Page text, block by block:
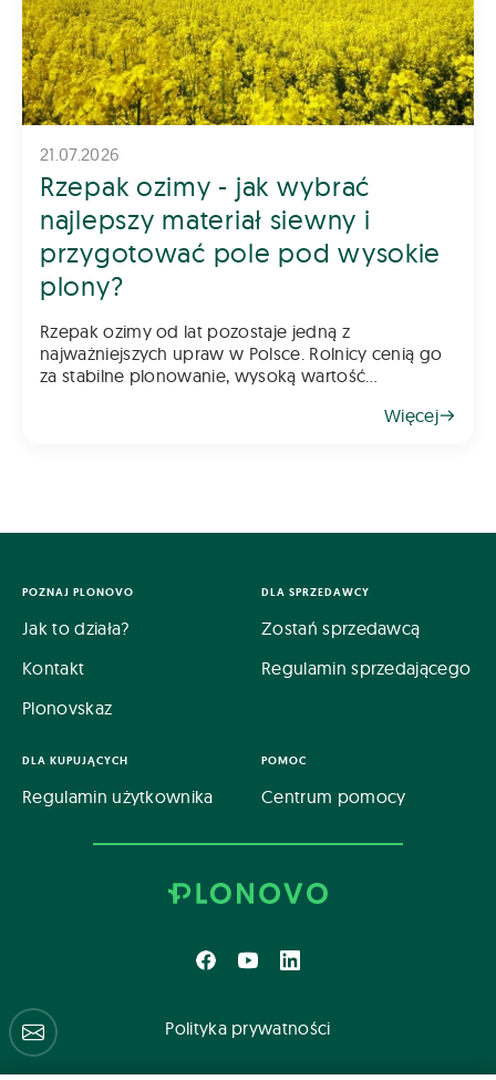
21.07.2026
Rzepak ozimy - jak wybrać
najlepszy materiał siewny i
przygotować pole pod wysokie
plony?
Rzepak ozimy od lat pozostaje jedną z
najważniejszych upraw w Polsce. Rolnicy cenią go
za stabilne plonowanie, wysoką wartość
jako świetnego przedplonu. Aby jednak rzepak
Więcej
POZNAJ PLONOVO
Jak to działa?
Kontakt
Plonovskaz
DLA SPRZEDAWCY
Zostań sprzedawcą
Regulamin sprzedającego
DLA KUPUJĄCYCH
Regulamin użytkownika
POMOC
Centrum pomocy
Polityka prywatności
Centrum pomocy